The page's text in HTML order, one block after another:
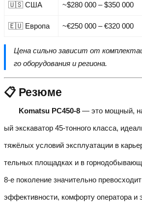
🇺🇸 США ~$280 000 – $350 000
🇪🇺 Европа ~€250 000 – €320 000
Цена сильно зависит от
го оборудования и региона.
📋 Резюме
Komatsu PC450-8 — это мощный,
ый экскаватор 45-тонного класса,
тяжёлых условий эксплуатации в
тельных площадках и в
8-е поколение значительно
эффективности, комфорту оператора и